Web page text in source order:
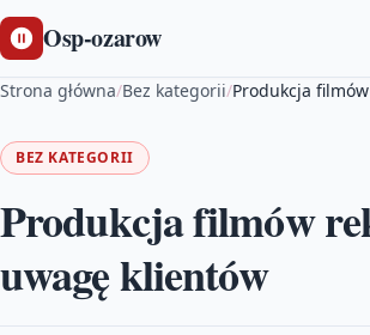
Osp-ozarow
Strona główna/Bez kategorii/Produkcja
BEZ KATEGORII
Produkcja filmów
uwagę klientów